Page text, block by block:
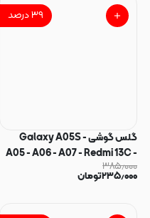
۳۹درصد
گلس گوشی Galaxy A05S -
A05 - A06 - A07 - Redmi 13C -
Poco C65 - Honor X7 - Honor
X7A - Nova Y70 - Nova Y70
۳۸۵٫۰۰۰
۲۳۵٫۰۰۰تومان